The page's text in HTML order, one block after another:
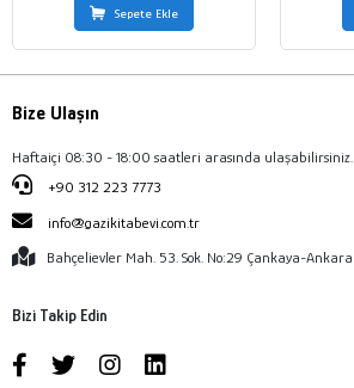
Sepete Ekle
Bize Ulaşın
Haftaiçi 08:30 - 18:00 saatleri arasında ulaşabilirsiniz.
+90 312 223 7773
info@gazikitabevi.com.tr
Bahçelievler Mah. 53. Sok. No:29 Çankaya-Ankara
Bizi Takip Edin